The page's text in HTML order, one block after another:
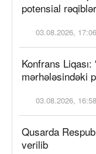
potensial
03.08.2026, 17:06
Konfrans
mərhələsindəki
03.08.2026, 16:58
Qusarda
verilib